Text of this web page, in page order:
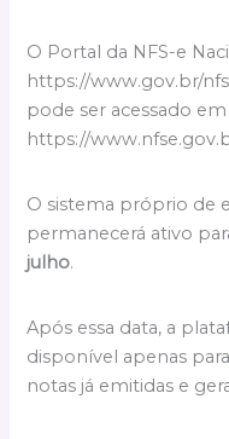
O Portal da NFS-e
https://www.gov.br/
pode ser acessado em
https://
O sistema próprio de
permanecerá ativo
julho.
Após essa data, a
disponível apenas
notas já emitidas e